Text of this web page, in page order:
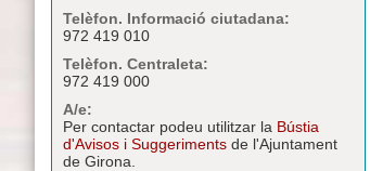
Telèfon. Informació ciutadana:
972 419 010
Telèfon. Centraleta:
972 419 000
A/e:
Per contactar podeu utilitzar la Bústia
d'Avisos i Suggeriments de l'Ajuntament
de Girona.